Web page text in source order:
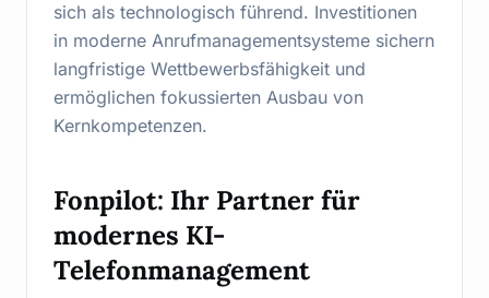
sich als technologisch führend. Investitionen
in moderne Anrufmanagementsysteme sichern
langfristige Wettbewerbsfähigkeit und
ermöglichen fokussierten Ausbau von
Kernkompetenzen.
Fonpilot: Ihr Partner für
modernes KI-
Telefonmanagement